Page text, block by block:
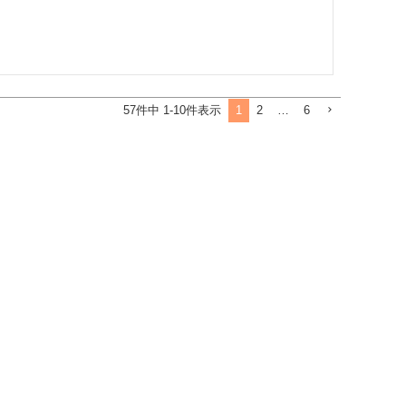
57件中 1-10件表示 1 2 6